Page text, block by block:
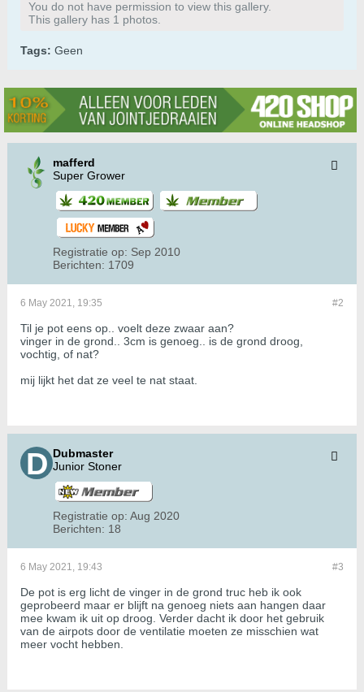
You do not have permission to view this gallery.
This gallery has 1 photos.
Tags: Geen
mafferd
Super Grower
Registratie op: Sep 2010
Berichten: 1709
#2
6 May 2021, 19:35
Til je pot eens op.. voelt deze zwaar aan?
vinger in de grond.. 3cm is genoeg.. is de grond droog,
vochtig, of nat?
mij lijkt het dat ze veel te nat staat.
Dubmaster
Junior Stoner
Registratie op: Aug 2020
Berichten: 18
#3
6 May 2021, 19:43
De pot is erg licht de vinger in de grond truc heb ik ook
geprobeerd maar er blijft na genoeg niets aan hangen daar
mee kwam ik uit op droog. Verder dacht ik door het gebruik
van de airpots door de ventilatie moeten ze misschien wat
meer vocht hebben.